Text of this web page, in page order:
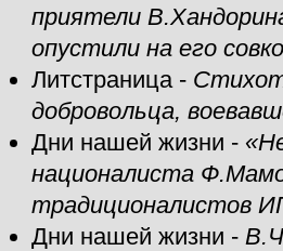
приятели
опустили на его
Литстраница-
добровольца,
Дни нашей жизни -
националиста
традиционалистов
Дни нашей жизни -